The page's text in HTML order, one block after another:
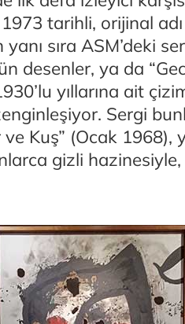
tarihli, orijinal adı
yanı sıra ASM’deki
desenler, ya da
yıllarına ait
Sergi
ve Kuş” (Ocak 1968),
gizli